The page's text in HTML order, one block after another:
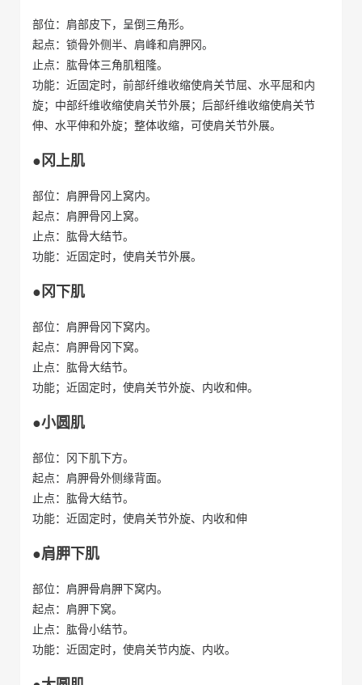
部位：肩部皮下，呈倒三角形。
起点：锁骨外侧半、肩峰和肩胛冈。
止点：肱骨体三角肌粗隆。
功能：近固定时，前部纤维收缩使肩关节屈、水平屈和内
旋；中部纤维收缩使肩关节外展；后部纤维收缩使肩关节
伸、水平伸和外旋；整体收缩，可使肩关节外展。
●冈上肌
部位：肩胛骨冈上窝内。
起点：肩胛骨冈上窝。
止点：肱骨大结节。
功能：近固定时，使肩关节外展。
●冈下肌
部位：肩胛骨冈下窝内。
起点：肩胛骨冈下窝。
止点：肱骨大结节。
功能；近固定时，使肩关节外旋、内收和伸。
●小圆肌
部位：冈下肌下方。
起点：肩胛骨外侧缘背面。
止点：肱骨大结节。
功能：近固定时，使肩关节外旋、内收和伸
●肩胛下肌
部位：肩胛骨肩胛下窝内。
起点：肩胛下窝。
止点：肱骨小结节。
功能：近固定时，使肩关节内旋、内收。